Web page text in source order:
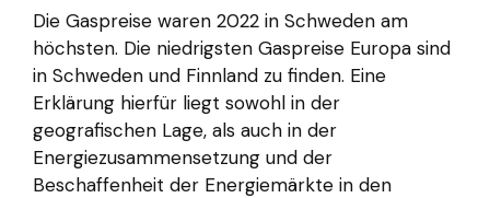
Die Gaspreise waren 2022 in Schweden am
höchsten. Die niedrigsten Gaspreise Europa sind
in Schweden und Finnland zu finden. Eine
Erklärung hierfür liegt sowohl in der
geografischen Lage, als auch in der
Energiezusammensetzung und der
Beschaffenheit der Energiemärkte in den